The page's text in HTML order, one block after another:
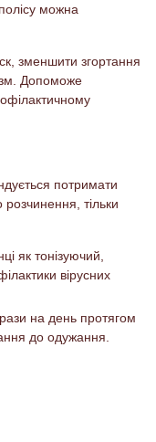
можна
зменшити згортання
Допоможе
потримати
тільки
як тонізуючий,
вірусних
на день протягом
до одужання.
після 2х тижневої
рекомендується